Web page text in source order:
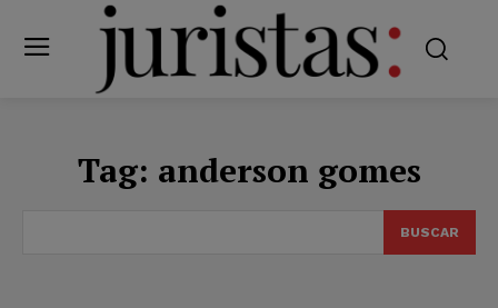
Tag: anderson gomes
BUSCAR